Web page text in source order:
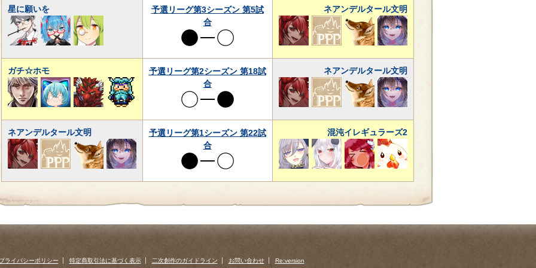
星に願いを
予選リーグ第3シーズン 第5試
合
ネアンデルタール文明
ガチ☆ホモ
予選リーグ第2シーズン 第18試
合
ネアンデルタール文明
ネアンデルタール文明
予選リーグ第1シーズン 第22試
合
混沌イレギュラーズ2
ライバシーポリシー 特定商取引法に基づく表示 二次創作のガイドライン お問い合わせ Re:version